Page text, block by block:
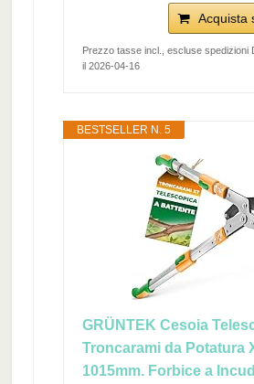
Acquista
Prezzo tasse incl., escluse spedizioni
il 2026-04-16
BESTSELLER N. 5
GRÜNTEK Cesoia
Troncarami da Potatura
1015mm. Forbice a